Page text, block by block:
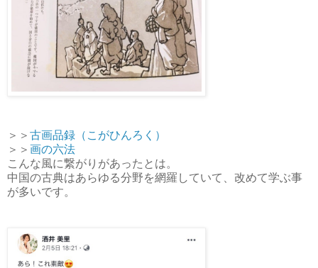
＞＞ 古画品録（こがひんろく）
＞＞ 画の六法
こんな風に繋がりがあったとは。
中国の古典はあらゆる分野を網羅していて、改めて学ぶ事
が多いです。